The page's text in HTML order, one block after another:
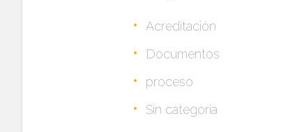
Acreditación
Documentos
proceso
Sin categoría